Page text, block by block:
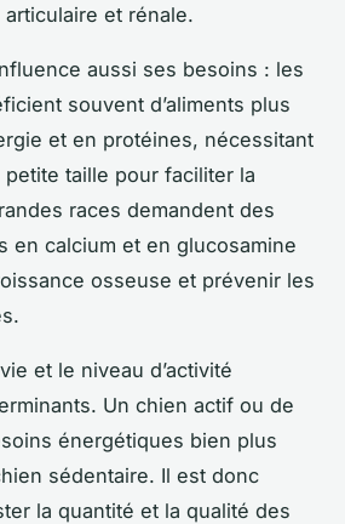
et rénale.
aussi ses besoins : les
souvent d’aliments plus
et en protéines, nécessitant
taille pour faciliter la
races demandent des
en calcium et en glucosamine
osseuse et prévenir les
et le niveau d’activité
Un chien actif ou de
énergétiques bien plus
sédentaire. Il est donc
la quantité et la qualité des